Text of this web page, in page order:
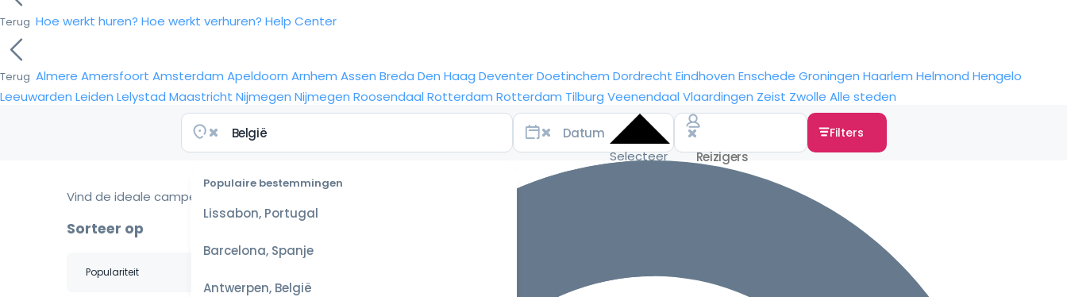
Terug Hoe werkt huren? Hoe werkt verhuren? Help Center
Terug Almere Amersfoort Amsterdam Apeldoorn Arnhem Assen Breda Den Haag DeventerDoetinchem Dordrecht Eindhoven Enschede Groningen Haarlem Helmond Hengelo
Leeuwarden Leiden Lelystad Maastricht Nijmegen Nijmegen Roosendaal Rotterdam Rotterdam Tilburg Veenendaal Vlaardingen Zeist Zwolle Alle steden
Populaire bestemmingen
Lissabon, Portugal
Barcelona, Spanje
Antwerpen, België
Selecteer
Filters
Vind de ideale camper voor je reis
Sorteer op